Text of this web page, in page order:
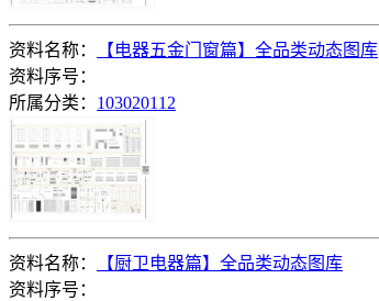
资料名称：
【电器五金门窗篇】全品类动态图库
资料序号：
所属分类： 103020112
资料名称：
【厨卫电器篇】全品类动态图库
资料序号：